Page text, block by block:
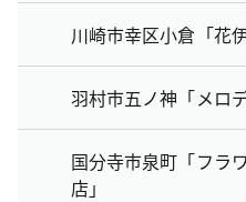
川崎市幸区小倉「花
羽村市五ノ神「メロ
国分寺市泉町「フラ
店」